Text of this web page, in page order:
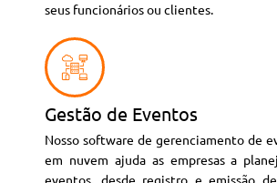
seus funcionários ou clientes.
Gestão de Eventos
Nosso software de gerenciamento de
em nuvem ajuda as empresas a
eventos, desde registro e emissão